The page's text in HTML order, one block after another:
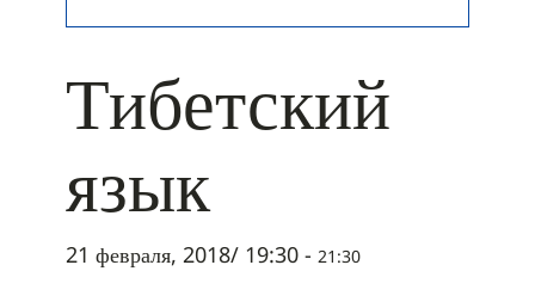
Тибетский
язык
21 февраля, 2018/ 19:30 - 21:30